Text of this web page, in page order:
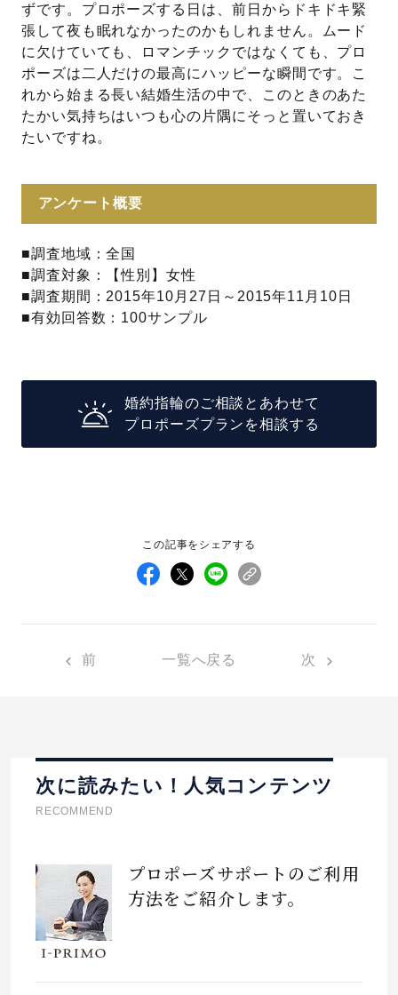
ずです。プロポーズする日は、前日からドキドキ緊
張して夜も眠れなかったのかもしれません。ムード
に欠けていても、ロマンチックではなくても、プロ
ポーズは二人だけの最高にハッピーな瞬間です。こ
れから始まる長い結婚生活の中で、このときのあた
たかい気持ちはいつも心の片隅にそっと置いておき
たいですね。
アンケート概要
■調査地域：全国
■調査対象：【性別】女性
■調査期間：2015年10月27日～2015年11月10日
■有効回答数：100サンプル
婚約指輪のご相談とあわせて
プロポーズプランを相談する
この記事をシェアする
前 一覧へ戻る 次
次に読みたい！人気コンテンツ
RECOMMEND
プロポーズサポートのご利用
方法をご紹介します。